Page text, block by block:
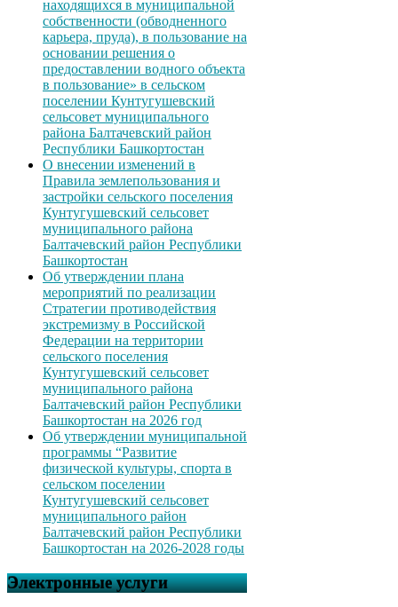
находящихся в муниципальной
собственности (обводненного
карьера, пруда), в пользование на
основании решения о
предоставлении водного объекта
в пользование» в сельском
поселении Кунтугушевский
сельсовет муниципального
района Балтачевский район
Республики Башкортостан
О внесении изменений в
Правила землепользования и
застройки сельского поселения
Кунтугушевский сельсовет
муниципального района
Балтачевский район Республики
Башкортостан
Об утверждении плана
мероприятий по реализации
Стратегии противодействия
экстремизму в Российской
Федерации на территории
сельского поселения
Кунтугушевский сельсовет
муниципального района
Балтачевский район Республики
Башкортостан на 2026 год
Об утверждении муниципальной
программы “Развитие
физической культуры, спорта в
сельском поселении
Кунтугушевский сельсовет
муниципального район
Балтачевский район Республики
Башкортостан на 2026-2028 годы
Электронные услуги